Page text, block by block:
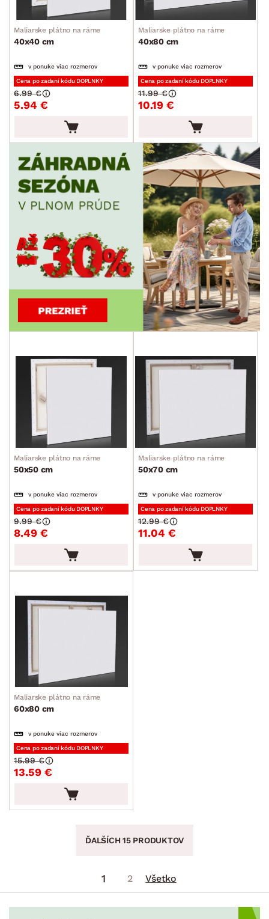
Maliarske plátno na ráme
40x40 cm
v ponuke viac rozmerov
Cena po zadaní kódu DOPLNKY
5.94 €
6.99 €
Maliarske plátno na ráme
40x80 cm
v ponuke viac rozmerov
Cena po zadaní kódu DOPLNKY
10.19 €
11.99 €
Maliarske plátno na ráme
50x50 cm
v ponuke viac rozmerov
Cena po zadaní kódu DOPLNKY
8.49 €
9.99 €
Maliarske plátno na ráme
50x70 cm
v ponuke viac rozmerov
Cena po zadaní kódu DOPLNKY
11.04 €
12.99 €
Maliarske plátno na ráme
60x80 cm
v ponuke viac rozmerov
Cena po zadaní kódu DOPLNKY
13.59 €
15.99 €
ĎALŠÍCH 15 PRODUKTOV
1 2 Všetko